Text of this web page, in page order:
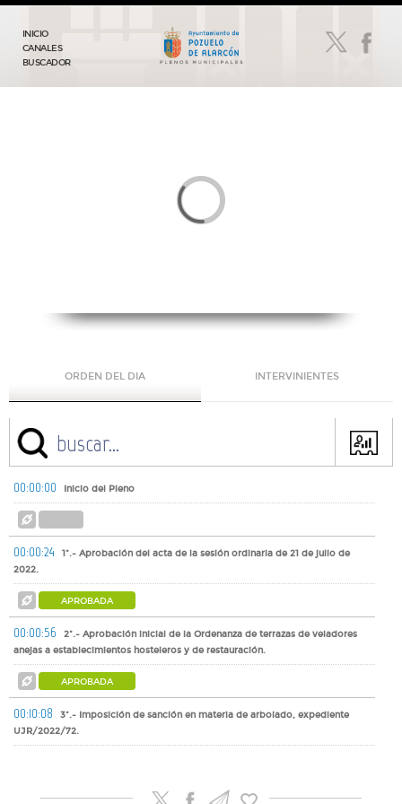
INICIO
CANALES
BUSCADOR
ORDEN DEL DIA INTERVINIENTES
00:00:00 Inicio del Pleno
00:00:24
1º.- Aprobación del acta de la sesión ordinaria de 21 de julio de
2022.
APROBADA
00:00:56
2º.- Aprobación inicial de la Ordenanza de terrazas de veladores
anejas a establecimientos hosteleros y de restauración.
APROBADA
00:10:08
3º.- Imposición de sanción en materia de arbolado, expediente
UJR/2022/72.
00:17:23
4º.- Aprobación de la Cuenta General correspondiente al ejercicio